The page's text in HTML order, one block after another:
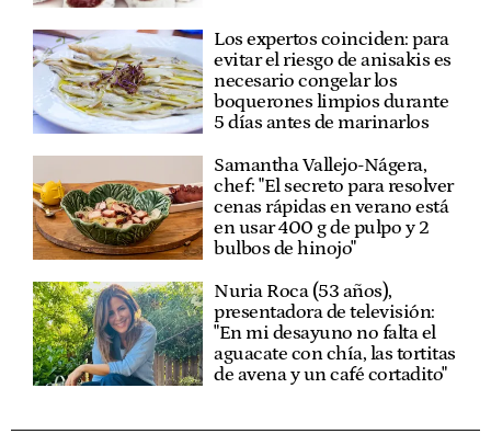
Los expertos coinciden: para
evitar el riesgo de anisakis es
necesario congelar los
boquerones limpios durante
5 días antes de marinarlos
Samantha Vallejo-Nágera,
chef: "El secreto para resolver
cenas rápidas en verano está
en usar 400 g de pulpo y 2
bulbos de hinojo"
Nuria Roca (53 años),
presentadora de televisión:
"En mi desayuno no falta el
aguacate con chía, las tortitas
de avena y un café cortadito"